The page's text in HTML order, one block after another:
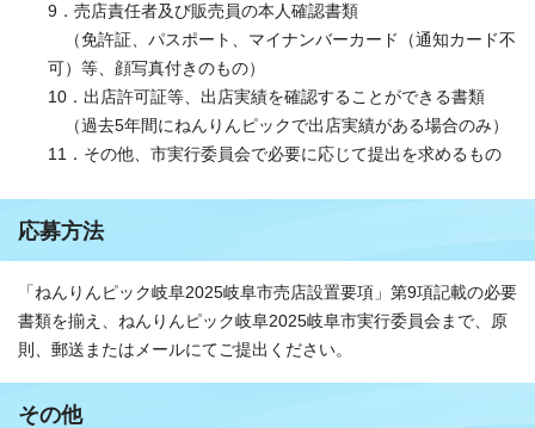
9．売店責任者及び販売員の本人確認書類
（免許証、パスポート、マイナンバーカード（通知カード不
可）等、顔写真付きのもの）
10．出店許可証等、出店実績を確認することができる書類
（過去5年間にねんりんピックで出店実績がある場合のみ）
11．その他、市実行委員会で必要に応じて提出を求めるもの
応募方法
「ねんりんピック岐阜2025岐阜市売店設置要項」第9項記載の必要
書類を揃え、ねんりんピック岐阜2025岐阜市実行委員会まで、原
則、郵送またはメールにてご提出ください。
その他